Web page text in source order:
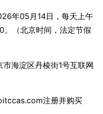
年05月14日，每天上午
。（北京时间，法定节假
海淀区丹棱街1号互联网
注册并购买